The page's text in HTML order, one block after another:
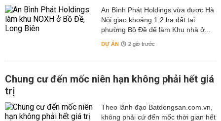
An Bình Phát Holdings vừa được Hà
Nội giao khoảng 1,2 ha đất tại
phường Bồ Đề để làm Khu nhà ở...
DỰ ÁN 2 giờ trước
Chung cư đến mốc niên hạn không phải hết giá
trị
Theo lãnh đạo Batdongsan.com.vn,
không phải cứ đến mốc thời gian hết